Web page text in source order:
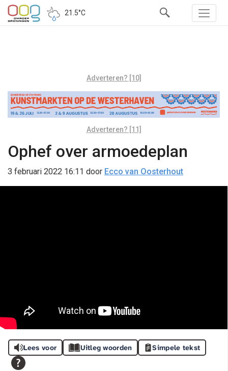
21.5°C
Adverteren? [10]
Adverteren? [11]
Ophef over armoedeplan
3 februari 2022 16:11 door Ecco van Oosterhout
Lees voor Uitleg woorden Simpele tekst